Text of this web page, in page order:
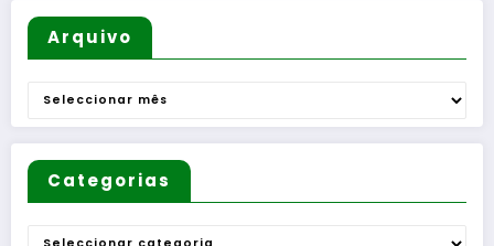
Arquivo
Arquivo
Categorias
Categorias